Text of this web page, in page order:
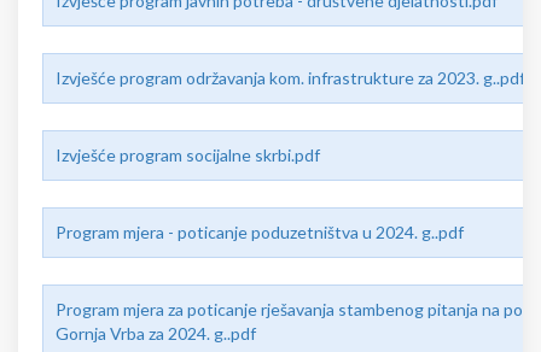
Izvješće program održavanja kom. infrastrukture za 2023. g..pdf
Izvješće program socijalne skrbi.pdf
Program mjera - poticanje poduzetništva u 2024. g..pdf
Program mjera za poticanje rješavanja stambenog pitanja na
Gornja Vrba za 2024. g..pdf